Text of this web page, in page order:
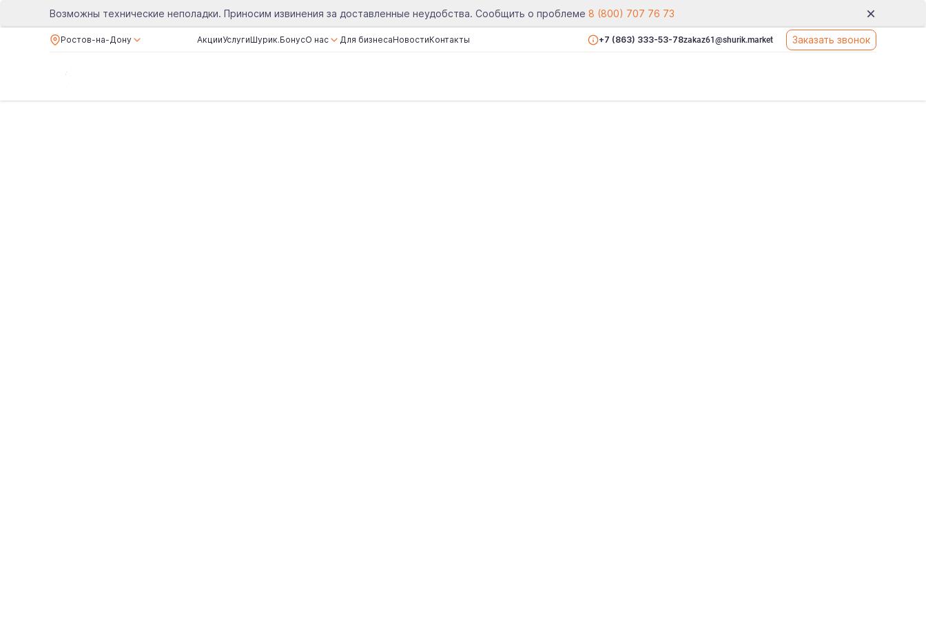
Возможны технические неполадки. Приносим извинения за доставленные неудобства. Сообщить о проблеме 8 (800) 707 76 73
Ростов-на-Дону АкцииУслугиШурик.БонусО нас Для бизнесаНовостиКонтакты +7 (863) 333-53-78zakaz61@shurik.market Заказать звонок